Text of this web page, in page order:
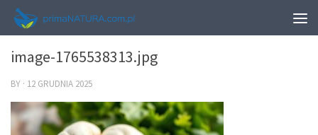
0
image-1765538313.jpg
BY · 12 GRUDNIA 2025